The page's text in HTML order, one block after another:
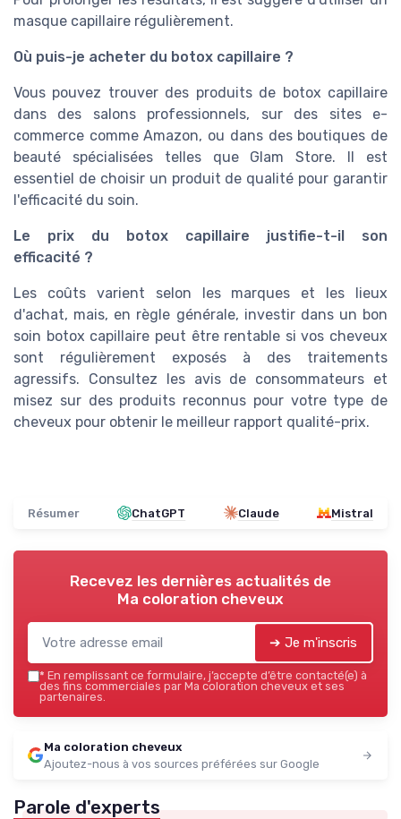
masque capillaire régulièrement.
Où puis-je acheter du botox capillaire ?
Vous pouvez trouver des produits de botox capillaire
dans des salons professionnels, sur des sites e-
commerce comme Amazon, ou dans des boutiques de
beauté spécialisées telles que Glam Store. Il est
essentiel de choisir un produit de qualité pour garantir
l'efficacité du soin.
Le prix du botox capillaire justifie-t-il son
efficacité ?
Les coûts varient selon les marques et les lieux
d'achat, mais, en règle générale, investir dans un bon
soin botox capillaire peut être rentable si vos cheveux
sont régulièrement exposés à des traitements
agressifs. Consultez les avis de consommateurs et
misez sur des produits reconnus pour votre type de
cheveux pour obtenir le meilleur rapport qualité-prix.
Résumer ChatGPT Claude Mistral
Recevez les dernières actualités de
Ma coloration cheveux
➔ Je m'inscris
* En remplissant ce formulaire, j’accepte d’être contacté(e) à
des fins commerciales par Ma coloration cheveux et ses
partenaires.
Ma coloration cheveux
Ajoutez-nous à vos sources préférées sur Google
Parole d'experts